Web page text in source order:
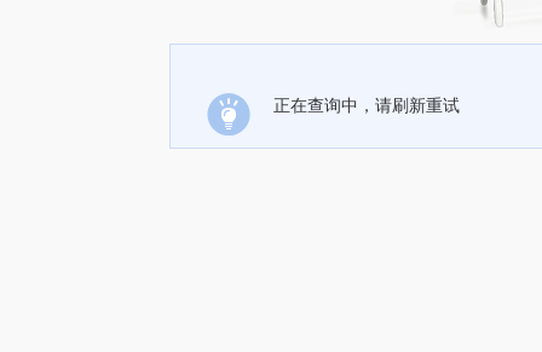
正在查询中，请刷新重试